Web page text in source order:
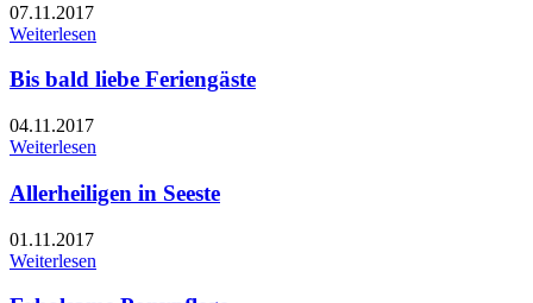
07.11.2017
Weiterlesen
Bis bald liebe Feriengäste
04.11.2017
Weiterlesen
Allerheiligen in Seeste
01.11.2017
Weiterlesen